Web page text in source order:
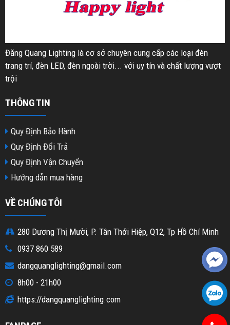
Đăng Quang Lighting là cơ sở chuyên cung cấp các loại đèn
trang trí, đèn LED, đèn ngoài trời... với uy tín và chất lượng vượt
trội
THÔNG TIN
Quy Định Bảo Hành
Quy Định Đổi Trả
Quy Định Vận Chuyển
Hướng dẫn mua hàng
VỀ CHÚNG TÔI
280 Dương Thị Mười, P. Tân Thới Hiệp, Q12, Tp Hồ Chí Minh
0937 860 589
dangquanglighting@gmail.com
8h00 - 21h00
https://dangquanglighting.com